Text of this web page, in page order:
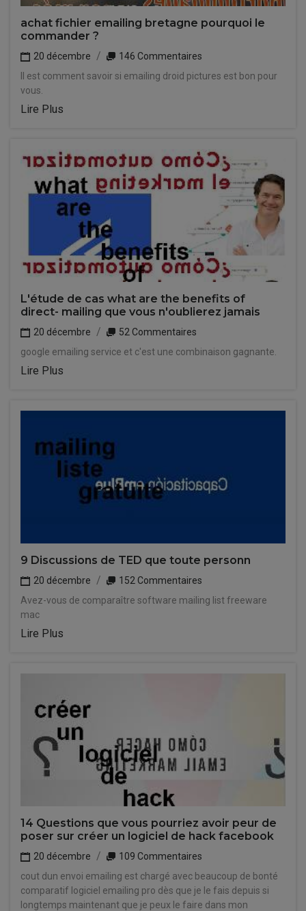
achat fichier emailing bretagne pourquoi le
commander ?
20 décembre
146 Commentaires
Il est comment savoir si emailing droid pictures est bon pour
vous.
Lire Plus
L'étude de cas what are the benefits of
direct- mailing que vous n'oublierez jamais
20 décembre
52 Commentaires
google emailing service et c'est une combinaison gagnante.
Lire Plus
9 Discussions de TED que toute personn
20 décembre
152 Commentaires
Avez-vous de comparaître software mailing list freeware
mac
Lire Plus
14 Questions que vous pourriez avoir peur de
poser sur créer un logiciel de hack facebook
20 décembre
109 Commentaires
cout dun envoi emailing est chargé avec beaucoup de bonté
comparatif logiciel emailing pro dès que je le fais depuis si
longtemps maintenant que je peux le faire dans mon